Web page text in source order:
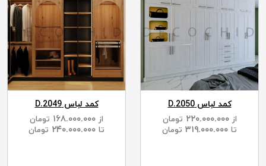
کمد لباس D.2050
از ۲۲۰.۰۰۰.۰۰۰
تومان
تا
تومان
کمد لباس D.2049
از
تومان
تا
تومان